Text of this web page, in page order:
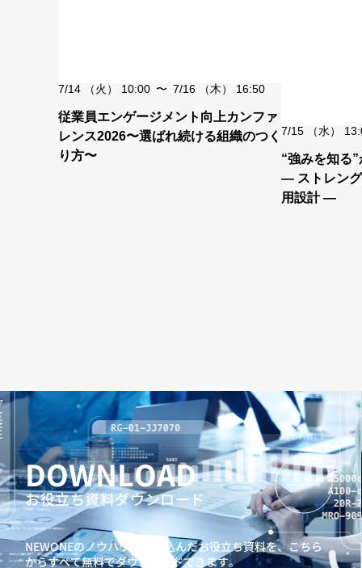
7/14 （火） 10:00 〜 7/16 （木） 16:50
従業員エンゲージメント向上カンファ
レンス2026〜選ばれ続ける組織のつく
り方〜
7/15 （水）
“強みを知る
― ストレン
用設計 ―
DOWNLOAD
お役立ち資料ダウンロード
NEWONEのノウハウを詰め込んだお役立ち資料を、こちら
からすべて無料でダウンロードできます。